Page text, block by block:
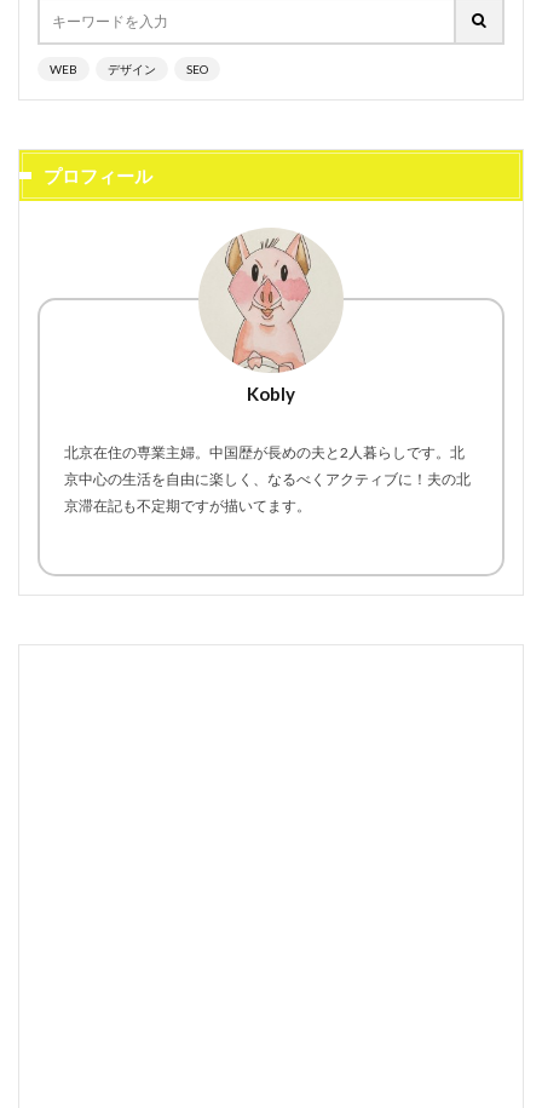
WEB デザイン SEO
プロフィール
Kobly
北京在住の専業主婦。中国歴が長めの夫と2人暮らしです。北
京中心の生活を自由に楽しく、なるべくアクティブに！夫の北
京滞在記も不定期ですが描いてます。